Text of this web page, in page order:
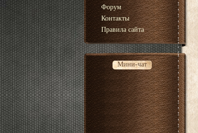
Форум
Контакты
Правила сайта
Мини-чат